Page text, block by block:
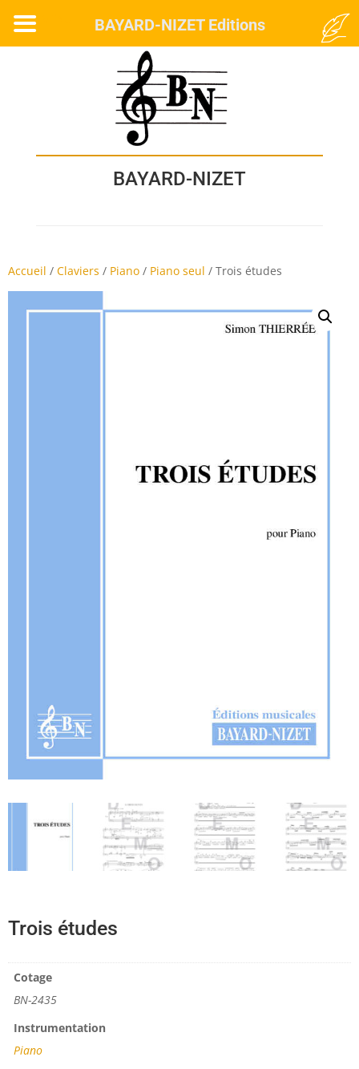
BAYARD-NIZET
Accueil / Claviers / Piano / Piano seul / Trois études
Trois études
Cotage
BN-2435
Instrumentation
Piano
BAYARD-NIZET Editions